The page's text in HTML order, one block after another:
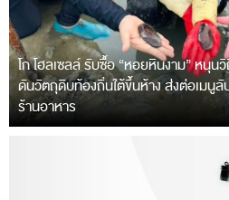
โก โฮลเซลล์ รับซื้อ “หอยหินงาม” หนุ
ดันวัตถุดิบท้องถิ่นใต้ขึ้นห้าง ส่งต่อเมนู
ร้านอาหาร